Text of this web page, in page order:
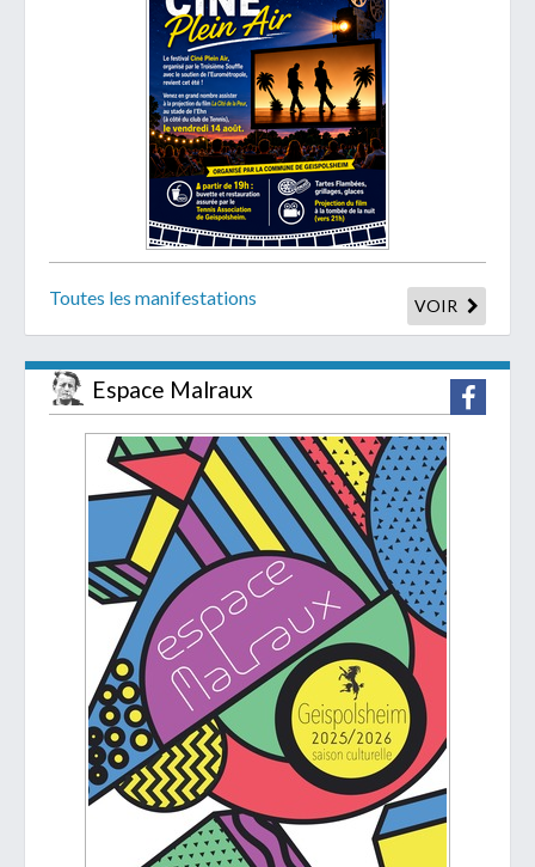
Toutes les manifestations VOIR
Espace Malraux